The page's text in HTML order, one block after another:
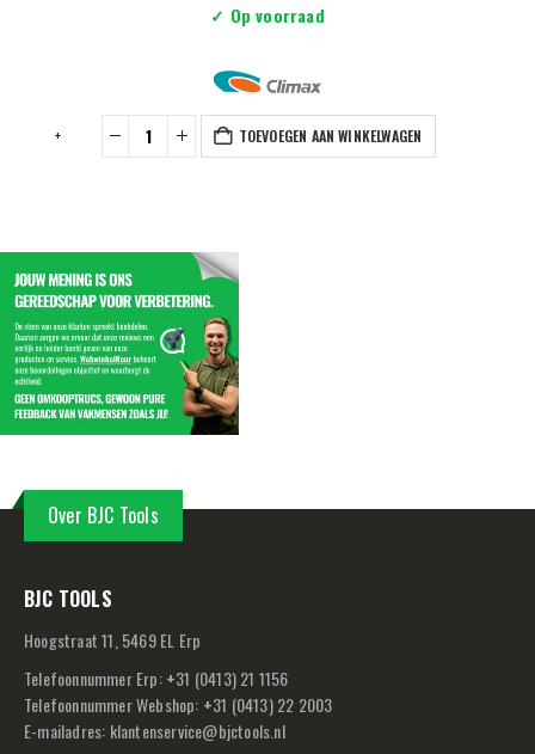
✓ Op voorraad
TOEVOEGEN AAN WINKELWAGEN
+
Over BJC Tools
BJC TOOLS
Hoogstraat 11, 5469 EL Erp
Telefoonnummer Erp:+31 (0413) 21 1156
Telefoonnummer Webshop: +31 (0413) 22 2003
E-mailadres: klantenservice@bjctools.nl